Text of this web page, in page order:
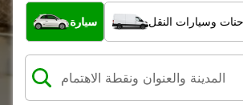
ما نوع المركبة؟
سيارة وسيارات النقل